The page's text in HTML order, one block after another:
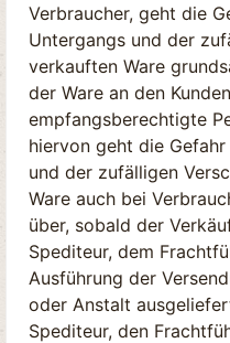
Verbraucher, geht die
Untergangs und der
verkauften Ware
der Ware an den
empfangsberechtigte
hiervon geht die
und der zufälligen
Ware auch bei
über, sobald der
Spediteur, dem
Ausführung der
oder Anstalt
Spediteur, den